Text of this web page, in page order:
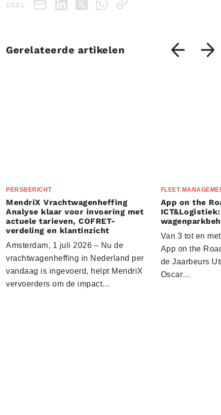
DEEL
Gerelateerde artikelen
PERSBERICHT
MendriX Vrachtwagenheffing
Analyse klaar voor invoering met
actuele tarieven, COFRET-
verdeling en klantinzicht
Amsterdam, 1 juli 2026 – Nu de
vrachtwagenheffing in Nederland per
vandaag is ingevoerd, helpt MendriX
vervoerders om de impact…
FLEET
App on the
Van 3 tot en
App on the
de Jaarbeurs
Oscar…